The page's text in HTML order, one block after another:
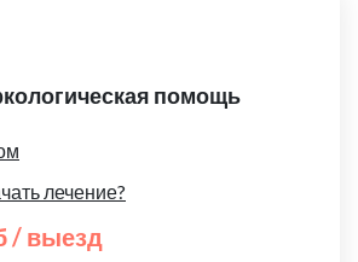
помощь
лечение?
/ выезд